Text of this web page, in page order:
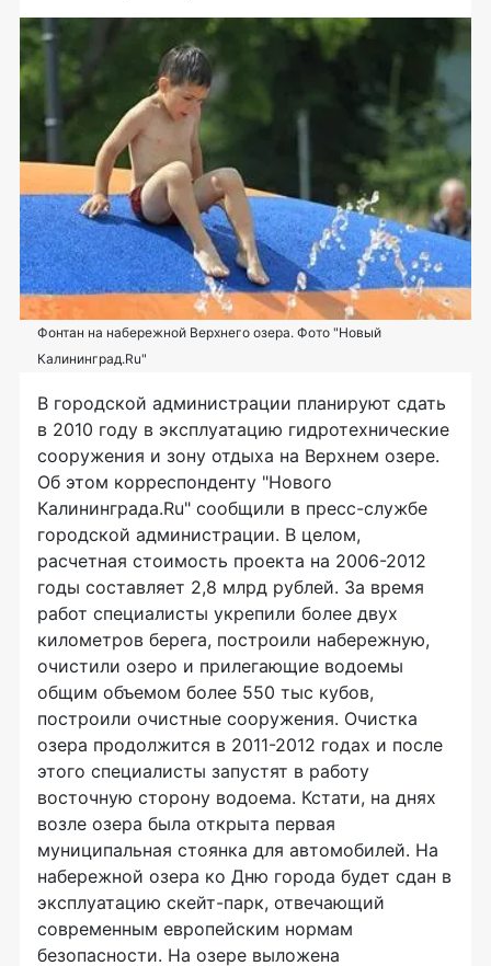
Фонтан на набережной Верхнего озера. Фото "Новый
Калининград.Ru"
В городской администрации планируют сдать
в 2010 году в эксплуатацию гидротехнические
сооружения и зону отдыха на Верхнем озере.
Об этом корреспонденту "Нового
Калининграда.Ru" сообщили в пресс-службе
городской администрации. В целом,
расчетная стоимость проекта на 2006-2012
годы составляет 2,8 млрд рублей. За время
работ специалисты укрепили более двух
километров берега, построили набережную,
очистили озеро и прилегающие водоемы
общим объемом более 550 тыс кубов,
построили очистные сооружения. Очистка
озера продолжится в 2011-2012 годах и после
этого специалисты запустят в работу
восточную сторону водоема. Кстати, на днях
возле озера была открыта первая
муниципальная стоянка для автомобилей. На
набережной озера ко Дню города будет сдан в
эксплуатацию скейт-парк, отвечающий
современным европейским нормам
безопасности. На озере выложена